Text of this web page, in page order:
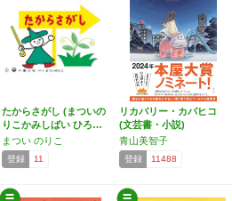
たからさがし (まついの
りこかみしばい ひろ…
まつい のりこ
登録 11
リカバリー・カバヒコ
(文芸書・小説)
青山美智子
登録 11488